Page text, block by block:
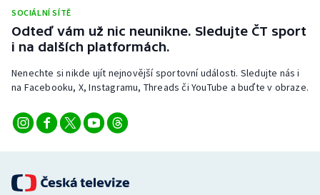
Stolní tenis
Triatlon
Veslování
Vodní slalom
Volejbal
Ostatní
SOCIÁLNÍ SÍTĚ
Odteď vám už nic neunikne. Sledujte ČT sport
i na dalších platformách.
Nenechte si nikde ujít nejnovější sportovní události. Sledujte nás i
na Facebooku, X, Instagramu, Threads či YouTube a buďte v obraze.